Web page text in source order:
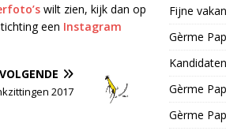
wilt zien, kijk dan op
een Instagram
VOLGENDE
2017
Fijne
Gèrme
Gèrme
Gèrme